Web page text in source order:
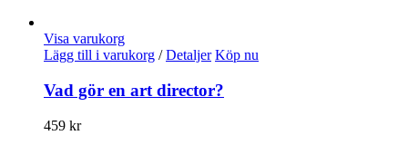
Visa varukorg
Lägg till i varukorg / Detaljer Köp nu
Vad gör en art director?
459 kr